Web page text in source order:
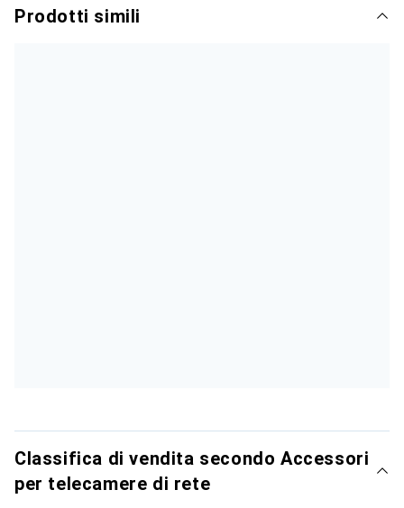
Prodotti simili
Classifica di vendita secondo Accessori
per telecamere di rete